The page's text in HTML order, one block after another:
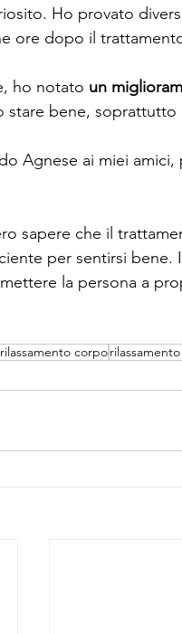
Ho provato
ore dopo il
ho notato un
stare bene, soprattutto
Agnese ai miei
sapere che il
per sentirsi
la persona a
rilassamento corpo